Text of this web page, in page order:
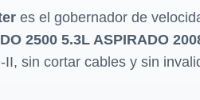
es el gobernador de
2500 5.3L ASPIRADO
sin cortar cables y sin